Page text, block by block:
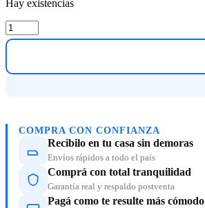
Hay existencias
DENCAR
1001
quantity
COMPRA CON CONFIANZA
Recibilo en tu casa sin demoras
Envíos rápidos a todo el país
Comprá con total tranquilidad
Garantía real y respaldo postventa
Pagá como te resulte más cómodo